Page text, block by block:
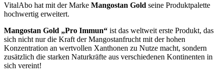
VitalAbo hat mit der Marke Mangostan Gold seine Produktpalette
hochwertig erweitert.
Mangostan Gold „Pro Immun“ ist das weltweit erste Produkt, das
sich nicht nur die Kraft der Mangostanfrucht mit der hohen
Konzentration an wertvollen Xanthonen zu Nutze macht, sondern
zusätzlich die starken Naturkräfte aus verschiedenen Kontinenten in
sich vereint!